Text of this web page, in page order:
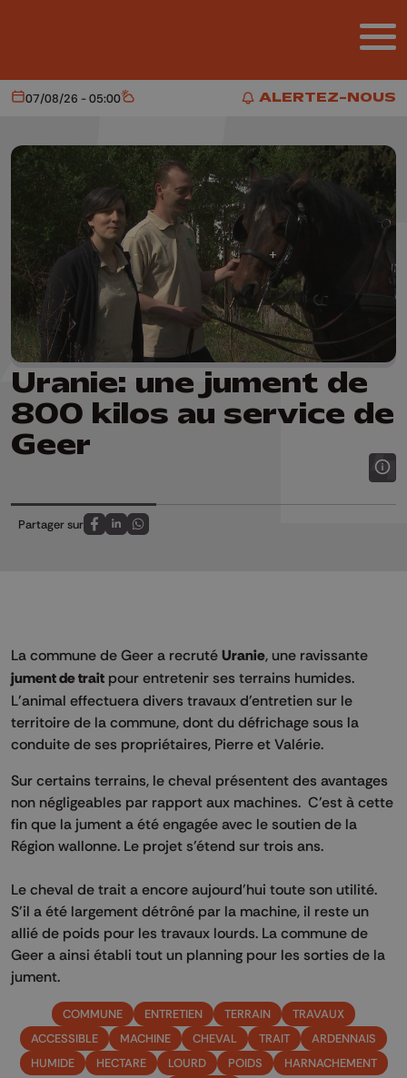
ALERTEZ-NOUS
ALERTEZ-NOUS
Aujourd'hui
07/08/26 - 05:00 Météo
Uranie: une jument de
800 kilos au service de
Geer
Partager sur
Partagez sur FaceBook
Partagez sur LinkedIn
Partagez sur Whatsapp
La commune de Geer a recruté Uranie, une ravissante
jument de trait pour entretenir ses terrains humides.
L'animal effectuera divers travaux d'entretien sur le
territoire de la commune, dont du défrichage sous la
conduite de ses propriétaires, Pierre et Valérie.
Sur certains terrains, le cheval présentent des avantages
non négligeables par rapport aux machines. C'est à cette
fin que la jument a été engagée avec le soutien de la
Région wallonne. Le projet s'étend sur trois ans.
Le cheval de trait a encore aujourd'hui toute son utilité.
S'il a été largement détrôné par la machine, il reste un
allié de poids pour les travaux lourds. La commune de
Geer a ainsi établi tout un planning pour les sorties de la
jument.
COMMUNE ENTRETIEN TERRAIN
TRAVAUX
ACCESSIBLE
MACHINE CHEVAL TRAIT
ARDENNAIS
HUMIDE
HECTARE LOURD POIDS
HARNACHEMENT